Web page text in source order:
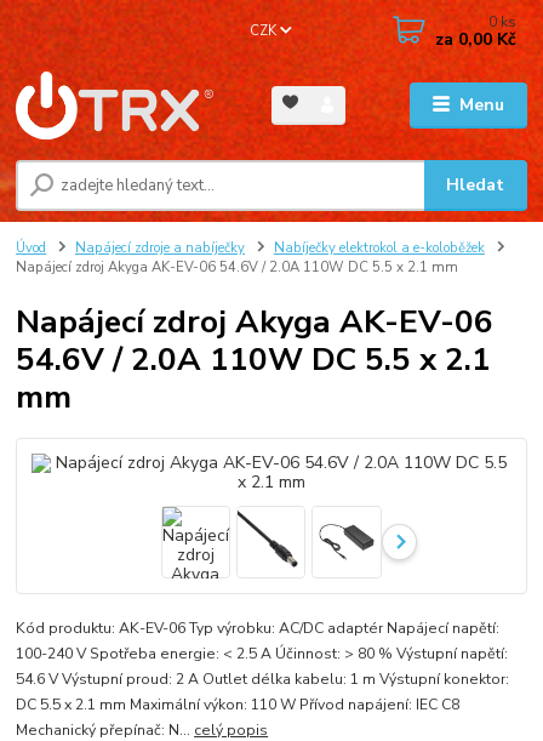
Menu
CZK
Hledat
0ks
za0,00 Kč
Úvod Napájecí zdroje a nabíječky
Nabíječky elektrokol a e-koloběžek
Napájecí zdroj Akyga AK-EV-06 54.6V / 2.0A 110W DC 5.5 x 2.1 mm
Napájecí zdroj Akyga AK-EV-06
54.6V / 2.0A 110W DC 5.5 x 2.1
mm
Kód produktu: AK-EV-06 Typ výrobku: AC/DC adaptér Napájecí napětí:
100-240 V Spotřeba energie: < 2.5 A Účinnost: > 80 % Výstupní napětí:
54.6 V Výstupní proud: 2 A Outlet délka kabelu: 1 m Výstupní konektor:
DC 5.5 x 2.1 mm Maximální výkon: 110 W Přívod napájení: IEC C8
Mechanický přepínač: N... celý popis